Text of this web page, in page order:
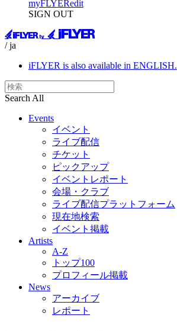
myFLYERedit
SIGN OUT
/ ja
iFLYER is also available in ENGLISH.
Search All
Events
イベント
ライブ配信
チケット
ピックアップ
イベントレポート
会場・クラブ
ライブ配信プラットフォーム
現在地検索
イベント掲載
Artists
A-Z
トップ100
プロフィール掲載
News
アーカイブ
レポート